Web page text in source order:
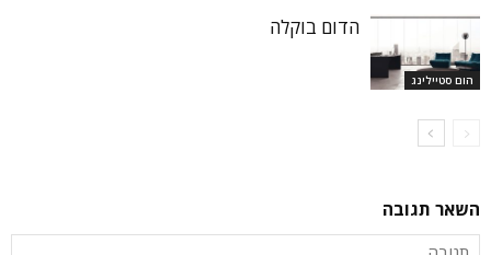
הום סטיילינג
הדום בוקלה
השאר תגובה